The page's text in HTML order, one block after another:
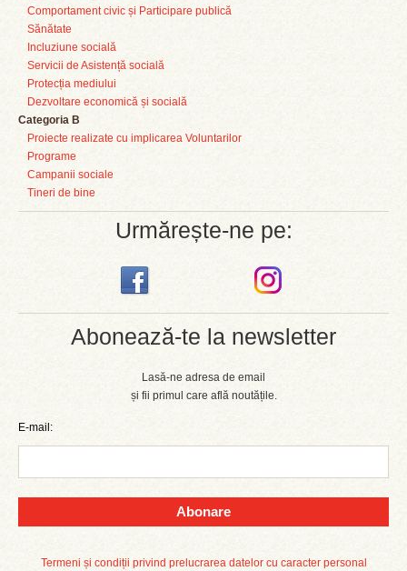
Comportament civic și Participare publică
Sănătate
Incluziune socială
Servicii de Asistență socială
Protecția mediului
Dezvoltare economică și socială
Categoria B
Proiecte realizate cu implicarea Voluntarilor
Programe
Campanii sociale
Tineri de bine
Urmărește-ne pe:
Abonează-te la newsletter
Lasă-ne adresa de email
și fii primul care află noutățile.
E-mail:
Abonare
Termeni și condiții privind prelucrarea datelor cu caracter personal